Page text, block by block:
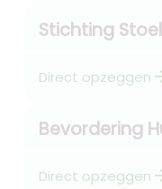
Stichting
Direct opzeggen
Bevordering
Direct opzeggen